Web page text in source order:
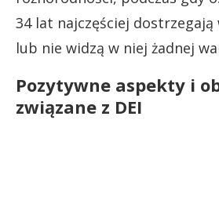
34 lat najczęściej dostrzegają
lub nie widzą w niej żadnej
Pozytywne aspekty i
związane z DEI